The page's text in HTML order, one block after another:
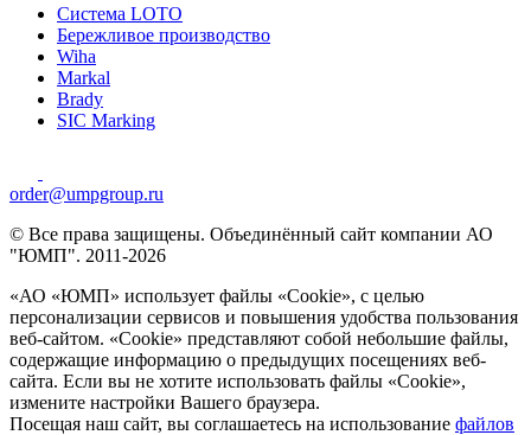
Система LOTO
Бережливое производство
Wiha
Markal
Brady
SIC Marking
order@umpgroup.ru
© Все права защищены. Объединённый сайт компании АО
"ЮМП". 2011-2026
«АО «ЮМП» использует файлы «Сookie», с целью
персонализации сервисов и повышения удобства пользования
веб-сайтом. «Cookie» представляют собой небольшие файлы,
содержащие информацию о предыдущих посещениях веб-
сайта. Если вы не хотите использовать файлы «Сookie»,
измените настройки Вашего браузера.
Посещая наш сайт, вы соглашаетесь на использование файлов